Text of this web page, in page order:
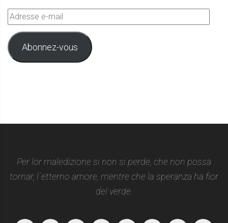
Adresse
e-
mail
Abonnez-vous
Per lor maledizione si non si perde, che non possa
tornar, l`etterno amore, mentre che la speranza ha fior
del verde.